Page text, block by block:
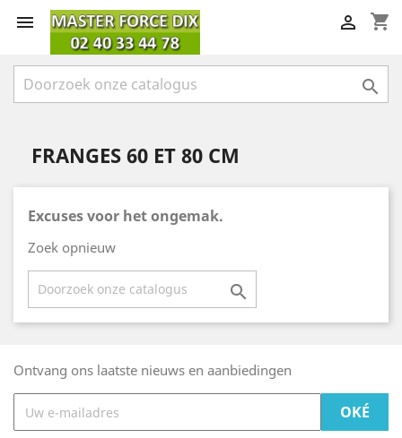
 shopping_cart


FRANGES 60 ET 80 CM
Excuses voor het ongemak.
Zoek opnieuw

Ontvang ons laatste nieuws en aanbiedingen